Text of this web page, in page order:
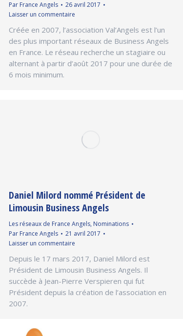
Par France Angels
26 avril 2017
Laisser un commentaire
Créée en 2007, l’association Val’Angels est l’un
des plus important réseaux de Business Angels
en France. Le réseau recherche un stagiaire ou
alternant à partir d’août 2017 pour une durée de
6 mois minimum.
Daniel Milord nommé Président de
Limousin Business Angels
Les réseaux de France Angels, Nominations
Par France Angels
21 avril 2017
Laisser un commentaire
Depuis le 17 mars 2017, Daniel Milord est
Président de Limousin Business Angels. Il
succède à Jean-Pierre Verspieren qui fut
Président depuis la création de l’association en
2007.